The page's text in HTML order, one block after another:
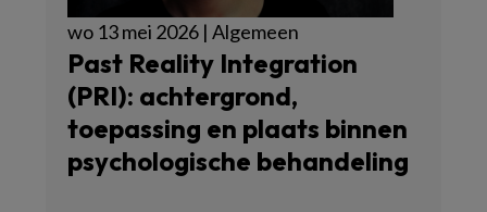
wo 13 mei 2026 | Algemeen
Past Reality Integration
(PRI): achtergrond,
toepassing en plaats binnen
psychologische behandeling